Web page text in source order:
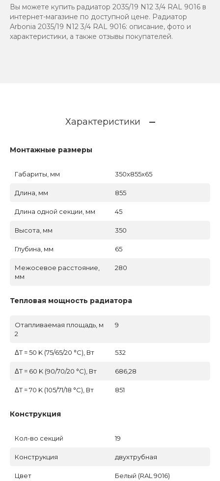
Вы можете купить радиатор 2035/19 N12 3/4 RAL 9016 в
интернет-магазине по доступной цене. Радиатор
Arbonia 2035/19 N12 3/4 RAL 9016: описание, фото и
характеристики, а также отзывы покупателей.
Характеристики
Монтажные размеры
Габариты, мм 350x855x65
Длина, мм 855
Длина одной секции, мм 45
Высота, мм 350
Глубина, мм 65
Межосевое расстояние,
мм
280
Тепловая мощность радиатора
Отапливаемая площадь, м
2
9
ΔT = 50 K (75/65/20 °C), Вт 532
ΔT = 60 K (90/70/20 °C), Вт 686,28
ΔT = 70 K (105/71/18 °C), Вт 851
Конструкция
Кол-во секций 19
Конструкция двухтрубная
Цвет Белый (RAL 9016)